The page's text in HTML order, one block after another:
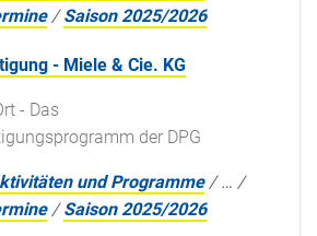
/Saison 2025/2026
- Miele & Cie. KG
- Das
der DPG
und Programme /… /
/Saison 2025/2026